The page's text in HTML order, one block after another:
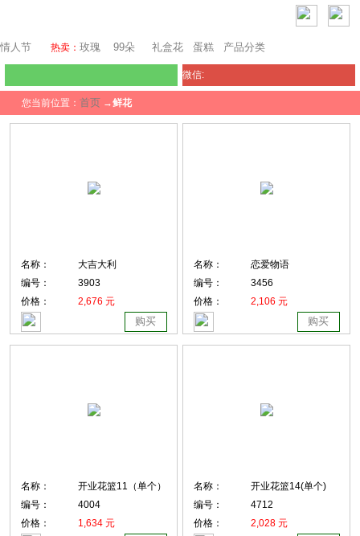
情人节 热卖： 玫瑰 99朵 礼盒花 蛋糕 产品分类
微信:
您当前位置： 首页 →鲜花
名称：
大吉大利
编号：
3903
价格：
2,676 元
购买
名称：
恋爱物语
编号：
3456
价格：
2,106 元
购买
名称：
开业花篮11（单个）
编号：
4004
价格：
1,634 元
名称：
开业花篮14(单个)
编号：
4712
价格：
2,028 元